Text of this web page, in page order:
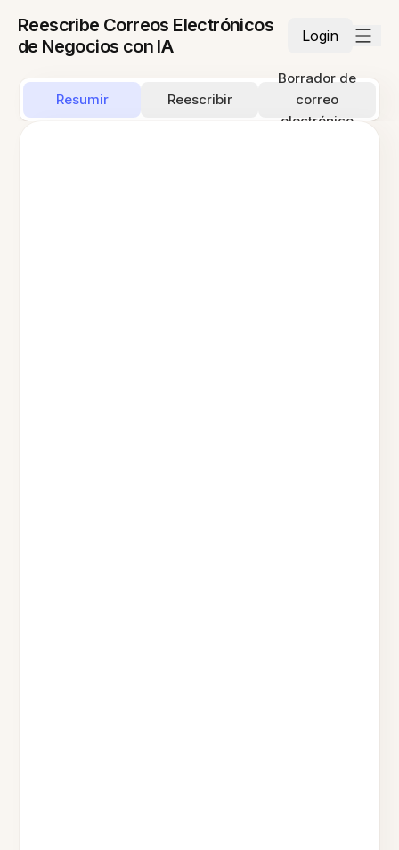
Reescribe Correos Electrónicos
de Negocios con IA
Login
Resumir Reescribir
Borrador de
correo
electrónico